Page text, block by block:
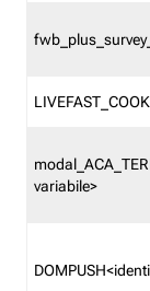
variabile>